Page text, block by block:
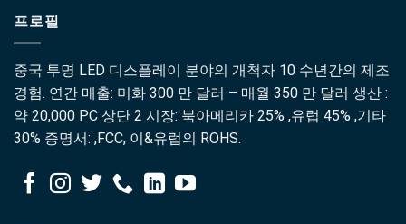
프로필
중국 투명 LED 디스플레이 분야의 개척자 10 수년간의 제조
경험. 연간 매출: 미화 300 만 달러 – 매월 350 만 달러 생산 :
약 20,000 PC 상단 2 시장: 북아메리카 25% ,유럽 45% ,기타
30% 증명서: ,FCC, 이&유럽의 ROHS.